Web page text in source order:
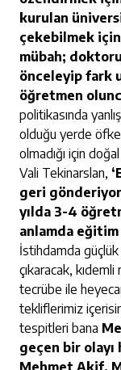
kurulan
çekebilmek
mübah;
önceleyip fark
öğretmen
politikasında
olduğu yerde
olmadığı için
Vali Tekinarslan,
geri
yılda 3-4
anlamda
İstihdamda
çıkaracak,
tecrübe ile
tekliflerimiz
tespitleri bana
geçen bir olayı
Mehmet Akif,